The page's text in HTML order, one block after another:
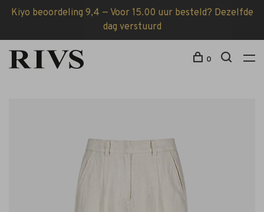
Kiyo beoordeling 9,4 — Voor 15.00 uur besteld? Dezelfde
dag verstuurd
0